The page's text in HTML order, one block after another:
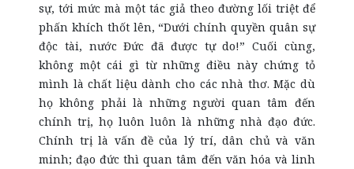
sự, tới mức mà một tác giả theo đường lối triệt để
phấn khích thốt lên, “Dưới chính quyền quân sự
độc tài, nước Đức đã được tự do!” Cuối cùng,
không một cái gì từ những điều này chứng tỏ
mình là chất liệu dành cho các nhà thơ. Mặc dù
họ không phải là những người quan tâm đến
chính trị, họ luôn luôn là những nhà đạo đức.
Chính trị là vấn đề của lý trí, dân chủ và văn
minh; đạo đức thì quan tâm đến văn hóa và linh